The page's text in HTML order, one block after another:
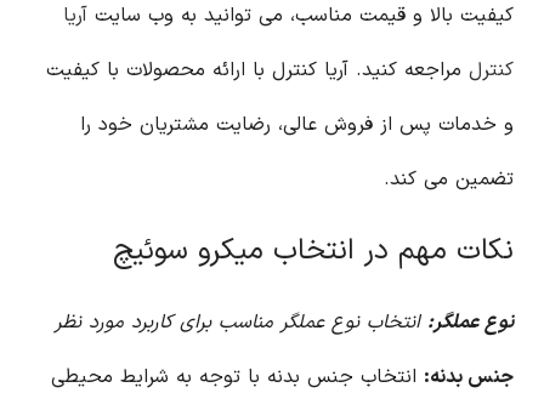
کیفیت بالا و قیمت مناسب، می توانید به وب سایت آریا
کنترل مراجعه کنید. آریا کنترل با ارائه محصولات با کیفیت
و خدمات پس از فروش عالی، رضایت مشتریان خود را
تضمین می کند.
نکات مهم در انتخاب میکرو سوئیچ
نوع عملگر: انتخاب نوع عملگر مناسب برای کاربرد مورد نظر
جنس بدنه: انتخاب جنس بدنه با توجه به شرایط محیطی